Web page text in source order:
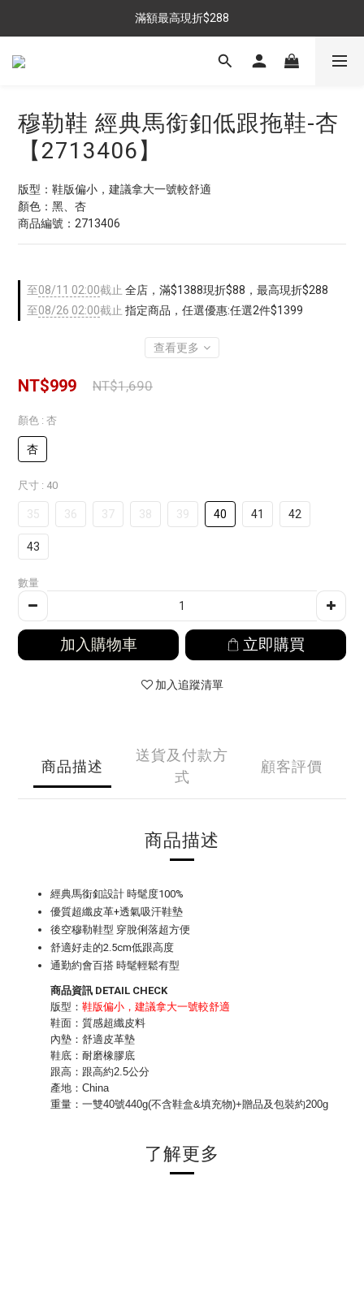
$699免運，優惠品點數5倍送
滿額最高現折$288
雨靴特價優惠中>>點我查看
穆勒鞋 經典馬銜釦低跟拖鞋-杏
【2713406】
版型：鞋版偏小，建議拿大一號較舒適
顏色：黑、杏
商品編號：2713406
至08/11 02:00截止 全店，滿$1388現折$88，最高現折$288
至08/26 02:00截止 指定商品，任選優惠:任選2件$1399
查看更多
NT$999 NT$1,690
顏色 : 杏
杏
尺寸 : 40
35 36 37 38 39 40 41 42
43
數量
加入購物車 立即購買
加入追蹤清單
商品描述
送貨及付款方
式
顧客評價
商品描述
經典馬銜釦設計 時髦度100%
優質超纖皮革+透氣吸汗鞋墊
後空穆勒鞋型 穿脫俐落超方便
舒適好走的2.5cm低跟高度
通勤約會百搭 時髦輕鬆有型
商品資訊 DETAIL CHECK
版型： 鞋版偏小，建議拿大一號較舒適
鞋面：質感超纖皮料
內墊：舒適皮革墊
鞋底：耐磨橡膠底
跟高：跟高約2.5公分
產地：China
重量：一雙40號440g(不含鞋盒&填充物)+贈品及包裝約200g
了解更多